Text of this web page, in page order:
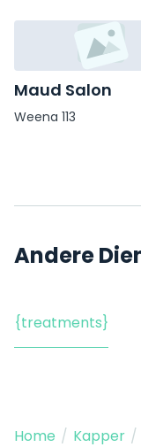
Maud Salon
Weena 113
Andere
{treatments}
Home / Kapper /